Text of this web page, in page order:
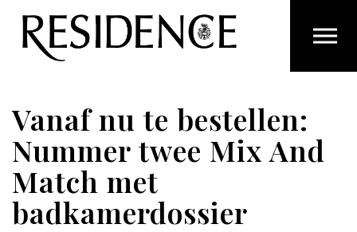
Overslaan en ga direct naar de inhoud
Vanaf nu te bestellen:
Nummer twee Mix And
Match met
badkamerdossier